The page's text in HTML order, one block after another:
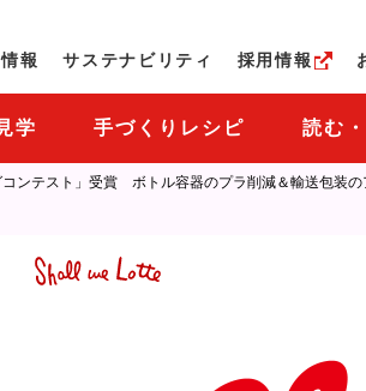
報 サステナビリティ 採用情報
学 手づくりレシピ 読む
コンテスト」受賞 ボトル容器のプラ削減＆輸送包装